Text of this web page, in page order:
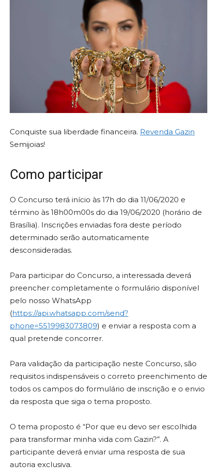
Conquiste sua liberdade financeira. Revenda Gazin
Semijoias!
Como participar
O Concurso terá início às 17h do dia 11/06/2020 e
término às 18h00m00s do dia 19/06/2020 (horário de
Brasília). Inscrições enviadas fora deste período
determinado serão automaticamente
desconsideradas.
Para participar do Concurso, a interessada deverá
preencher completamente o formulário disponível
pelo nosso WhatsApp
(https://api.whatsapp.com/send?
phone=5519983073809) e enviar a resposta com a
qual pretende concorrer.
Para validação da participação neste Concurso, são
requisitos indispensáveis o correto preenchimento de
todos os campos do formulário de inscrição e o envio
da resposta que siga o tema proposto.
O tema proposto é “Por que eu devo ser escolhida
para transformar minha vida com Gazin?”. A
participante deverá enviar uma resposta de sua
autoria exclusiva.